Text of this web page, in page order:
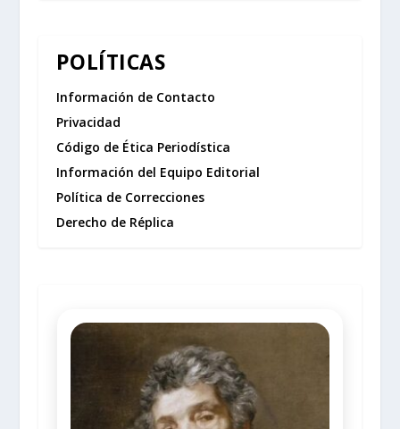
POLÍTICAS
Información de Contacto
Privacidad
Código de Ética Periodística
Información del Equipo Editorial
Política de Correcciones
Derecho de Réplica